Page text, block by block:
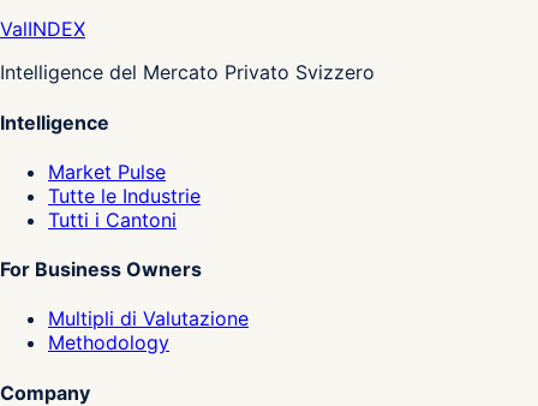
ValINDEX
Intelligence del Mercato Privato Svizzero
Intelligence
Market Pulse
Tutte le Industrie
Tutti i Cantoni
For Business Owners
Multipli di Valutazione
Methodology
Company